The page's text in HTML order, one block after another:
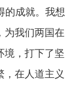
的成就。我想
为我们两国在
境，打下了坚
，在人道主义